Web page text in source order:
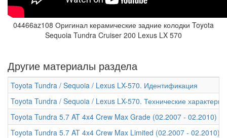
04466az108 Оригинал керамические задние колодки Toyota
Sequoia Tundra Cruiser 200 Lexus LX 570
Другие материалы раздела
Toyota Tundra / Sequoia / Lexus LX-570. Идентификация
Toyota Tundra / Sequoia / Lexus LX-570. Технические
Toyota Tundra 5.7 AT 4x4 Crew Max Grade (02.2007 - 02.2010) -
Toyota Tundra 5.7 AT 4x4 Crew Max Limited (02.2007 - 02.2010) -